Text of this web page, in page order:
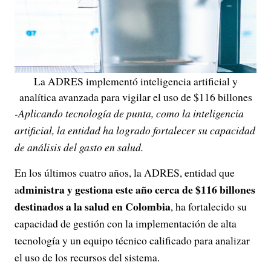
La ADRES implementó inteligencia artificial y
analítica avanzada para vigilar el uso de $116 billones
-Aplicando tecnología de punta, como la inteligencia
artificial, la entidad ha logrado fortalecer su capacidad
de análisis del gasto en salud.
En los últimos cuatro años, la ADRES, entidad que
administra y gestiona este año cerca de $116 billones
destinados a la salud en Colombia, ha fortalecido su
capacidad de gestión con la implementación de alta
tecnología y un equipo técnico calificado para analizar
el uso de los recursos del sistema.